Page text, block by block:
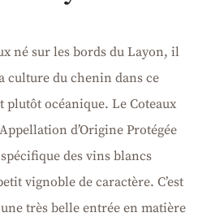
né sur les bords du Layon, il
culture du chenin dans ce
plutôt océanique. Le Coteaux
d’Origine Protégée
des vins blancs
vignoble de caractère. C’est
très belle entrée en matière